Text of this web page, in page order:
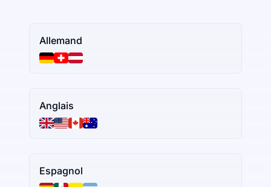
Allemand
Anglais
Espagnol